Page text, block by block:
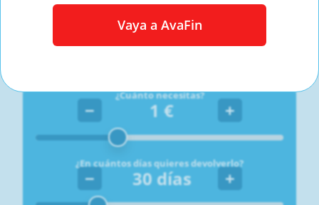
PROMOCIONES
¿Cuánto necesitas?
− 1 € +
¿En cuántos días quieres devolverlo?
− 30días +
Vaya a AvaFin